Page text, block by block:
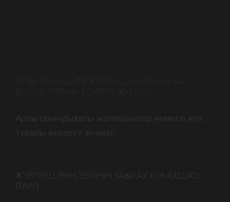
ЖҮРГІЗУШІНІҢ ЗЕЙІНІН БАҚЫЛАУ КӨМЕКШІСІ
(FAW)